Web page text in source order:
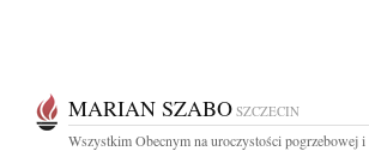
MARIAN SZABO SZCZECIN
Wszystkim Obecnym na uroczystości pogrzebowej i